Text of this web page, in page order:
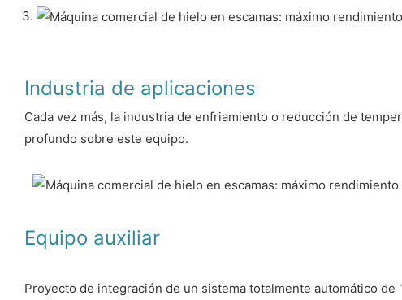
Industria de aplicaciones
Cada vez más, la industria de enfriamiento o reducción de
profundo sobre este equipo.
Equipo auxiliar
Proyecto de integración de un sistema totalmente automático